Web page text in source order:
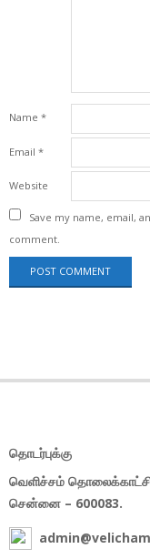
Name *
Email *
Website
Save my name, email,
comment.
தொடர்புக்கு
வெளிச்சம்
சென்னை – 600083.